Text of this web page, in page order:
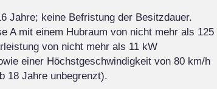
Jahre; keine Befristung der Besitzdauer.
A mit einem Hubraum von nicht mehr als 125
von nicht mehr als 11 kW
einer Höchstgeschwindigkeit von 80 km/h
18 Jahre unbegrenzt).